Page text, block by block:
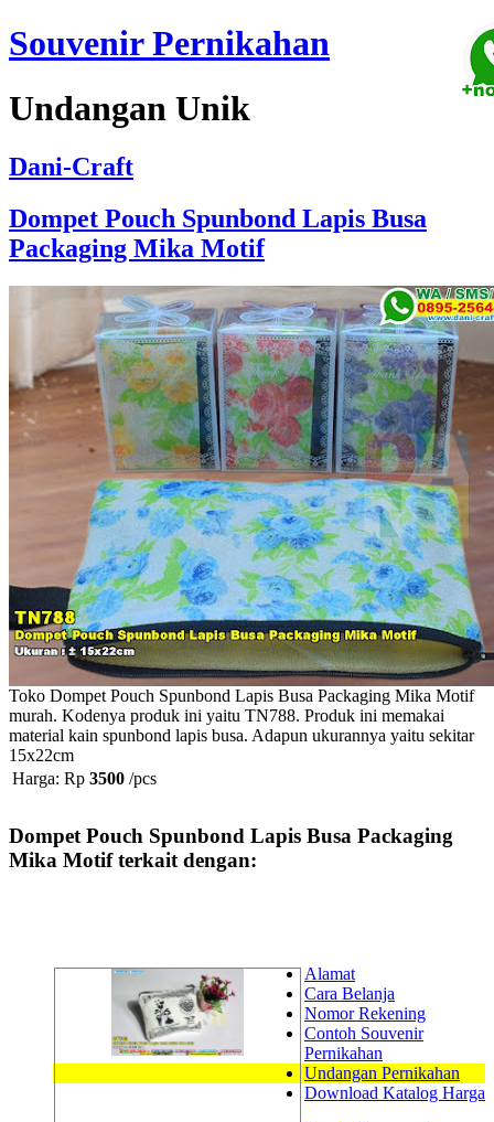
Souvenir Pernikahan
Undangan Unik
Dani-Craft
Dompet Pouch Spunbond Lapis Busa
Packaging Mika Motif
Toko Dompet Pouch Spunbond Lapis Busa Packaging Mika Motif
murah. Kodenya produk ini yaitu TN788. Produk ini memakai
material kain spunbond lapis busa. Adapun ukurannya yaitu sekitar
15x22cm
Harga: Rp 3500 /pcs
Dompet Pouch Spunbond Lapis Busa Packaging
Mika Motif terkait dengan:
Alamat
Cara Belanja
Nomor Rekening
Contoh Souvenir
Pernikahan
Undangan Pernikahan
Download Katalog Harga